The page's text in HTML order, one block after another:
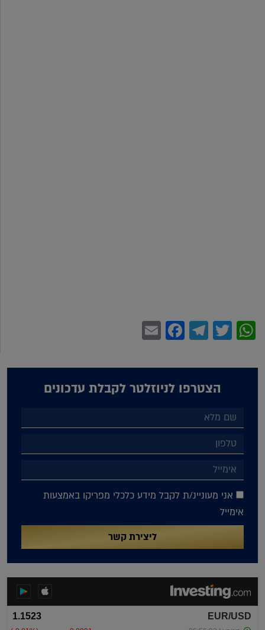
WhatsApp
Twitter
Telegram
Facebook
הצטרפו לניוזלטר לקבלת עדכונים
אני מעוניינ/ת לקבל מידע כלכלי מפריקו באמצעות
אימייל
ליצירת קשר